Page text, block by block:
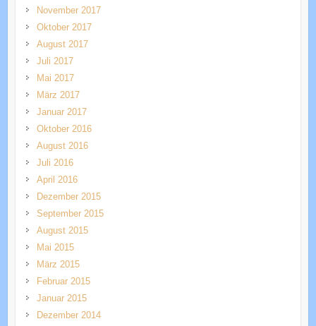
November 2017
Oktober 2017
August 2017
Juli 2017
Mai 2017
März 2017
Januar 2017
Oktober 2016
August 2016
Juli 2016
April 2016
Dezember 2015
September 2015
August 2015
Mai 2015
März 2015
Februar 2015
Januar 2015
Dezember 2014